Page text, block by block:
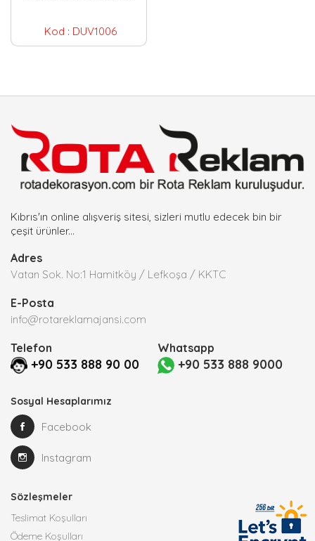
Kod : DUV1006
Kıbrıs'ın online alışveriş sitesi, sizleri mutlu edecek bin bir
çeşit ürünler...
Adres
Vatan Sok. No:1 Hamitköy / Lefkoşa / KKTC
E-Posta
info@rotareklamajansi.com
Telefon
+90 533 888 90 00
Whatsapp
+90 533 888 9000
Sosyal Hesaplarımız
Facebook
Instagram
Sözleşmeler
Teslimat Koşulları
Ödeme Koşulları